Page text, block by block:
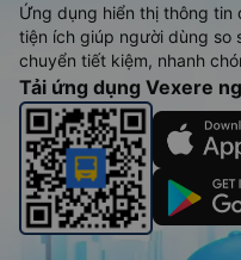
Ứng dụng hiển thị thông tin
tiện ích giúp người dùng so
chuyển tiết kiệm, nhanh
Tải ứng dụng Vexere